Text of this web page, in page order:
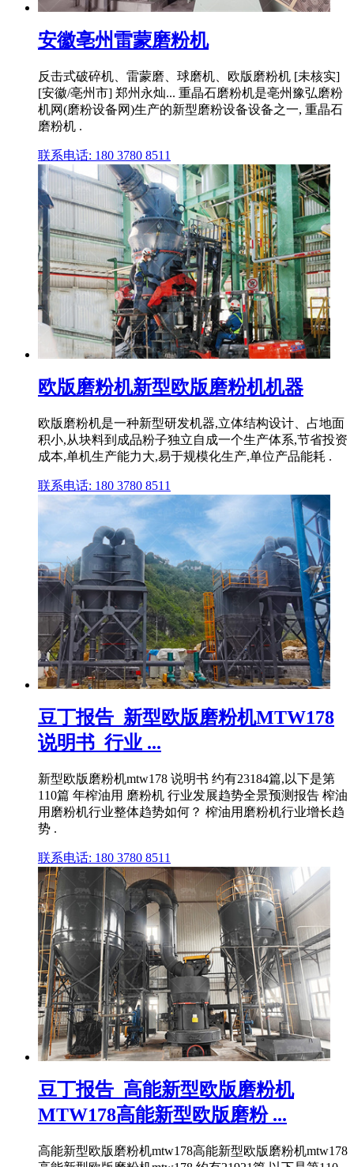
安徽亳州雷蒙磨粉机
反击式破碎机、雷蒙磨、球磨机、欧版磨粉机 [未核实]
[安徽/亳州市] 郑州永灿... 重晶石磨粉机是亳州豫弘磨粉
机网(磨粉设备网)生产的新型磨粉设备设备之一, 重晶石
磨粉机 .
联系电话: 180 3780 8511
欧版磨粉机新型欧版磨粉机机器
欧版磨粉机是一种新型研发机器,立体结构设计、占地面
积小,从块料到成品粉子独立自成一个生产体系,节省投资
成本,单机生产能力大,易于规模化生产,单位产品能耗 .
联系电话: 180 3780 8511
豆丁报告_新型欧版磨粉机MTW178
说明书_行业 ...
新型欧版磨粉机mtw178 说明书 约有23184篇,以下是第
110篇 年榨油用 磨粉机 行业发展趋势全景预测报告 榨油
用磨粉机行业整体趋势如何？ 榨油用磨粉机行业增长趋
势 .
联系电话: 180 3780 8511
豆丁报告_高能新型欧版磨粉机
MTW178高能新型欧版磨粉 ...
高能新型欧版磨粉机mtw178高能新型欧版磨粉机mtw178